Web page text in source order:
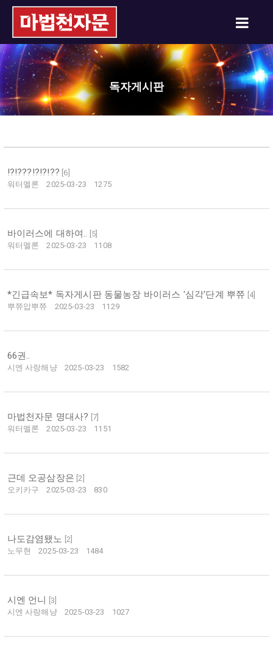
독자게시판
!?!???!?!?!?? 6
워터멜론
2025-03-23 1275
바이러스에 대하여.. 5
워터멜론
2025-03-23 1108
*긴급속보* 독자게시판 동물농장 바이러스 '심각'단계 뿌쮸 4]
뿌쮸압뿌쮸
2025-03-23 1129
66권..
시엔 사랑해냥 2025-03-23 1582
마법천자문 명대사? 7]
워터멜론
2025-03-23 1151
근데 오공삼장은 [2
오키카구
2025-03-23 830
나도감염됐노 [2
노무현
2025-03-23 1484
시엔 언니 3
시엔 사랑해냥
2025-03-23 1027